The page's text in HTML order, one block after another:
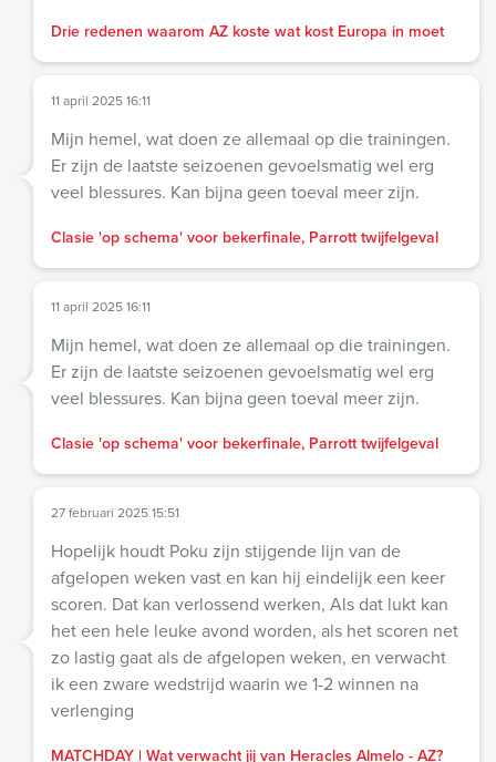
Drie redenen waarom AZ koste wat kost Europa in moet
11 april 2025 16:11
Mijn hemel, wat doen ze allemaal op die trainingen.
Er zijn de laatste seizoenen gevoelsmatig wel erg
veel blessures. Kan bijna geen toeval meer zijn.
Clasie 'op schema' voor bekerfinale, Parrott twijfelgeval
11 april 2025 16:11
Mijn hemel, wat doen ze allemaal op die trainingen.
Er zijn de laatste seizoenen gevoelsmatig wel erg
veel blessures. Kan bijna geen toeval meer zijn.
Clasie 'op schema' voor bekerfinale, Parrott twijfelgeval
27 februari 2025 15:51
Hopelijk houdt Poku zijn stijgende lijn van de
afgelopen weken vast en kan hij eindelijk een keer
scoren. Dat kan verlossend werken, Als dat lukt kan
het een hele leuke avond worden, als het scoren net
zo lastig gaat als de afgelopen weken, en verwacht
ik een zware wedstrijd waarin we 1-2 winnen na
verlenging
MATCHDAY | Wat verwacht jij van Heracles Almelo - AZ?